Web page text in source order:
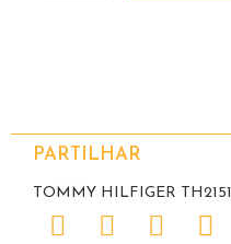
PARTILHAR
TOMMY HILFIGER TH2151